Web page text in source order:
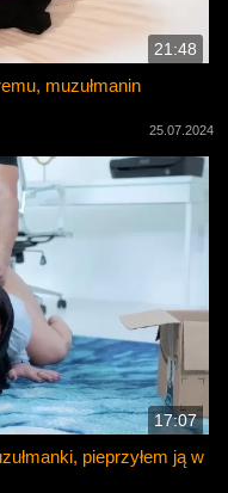
21:48
muzułmanin
25.07.2024
17:07
pieprzyłem ją w